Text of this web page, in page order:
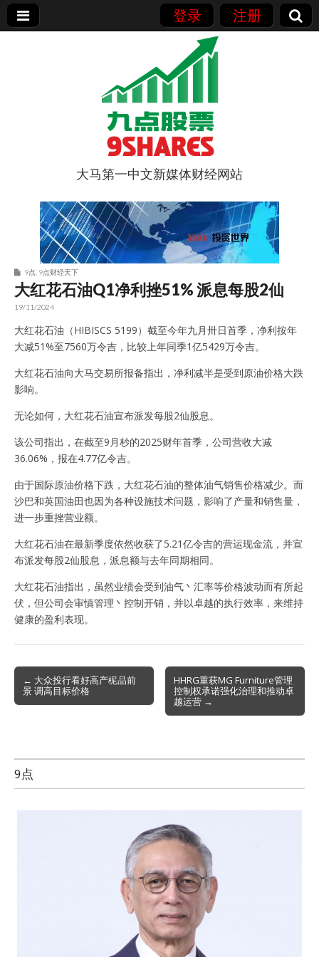
登录 注册
9点股票
大马第一中文新媒体财经网站
9点 9点财经天下
大红花石油Q1净利挫51% 派息每股2仙
19/11/2024
大红花石油（HIBISCS 5199）截至今年九月卅日首季，净利按年
大减51%至7560万令吉，比较上年同季1亿5429万令吉。
大红花石油向大马交易所报备指出，净利减半是受到原油价格大跌
影响。
无论如何，大红花石油宣布派发每股2仙股息。
该公司指出，在截至9月杪的2025财年首季，公司营收大减
36.06%，报在4.77亿令吉。
由于国际原油价格下跌，大红花石油的整体油气销售价格减少。而
沙巴和英国油田也因为各种设施技术问题，影响了产量和销售量，
进一步重挫营业额。
大红花石油在最新季度依然收获了5.21亿令吉的营运现金流，并宣
布派发每股2仙股息，派息额与去年同期相同。
大红花石油指出，虽然业绩会受到油气丶汇率等价格波动而有所起
伏，但公司会审慎管理丶控制开销，并以卓越的执行效率，来维持
健康的盈利表现。
navigation
← 大众投行看好高产柅品前
景 调高目标价格
HHRG重获MG Furniture管理
控制权承诺强化治理和推动卓
越运营 →
9点